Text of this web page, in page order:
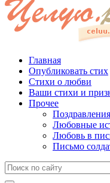
Главная
Опубликовать стих
Стихи о любви
Ваши стихи и
Прочее
Любовные
Любовь в
Письмо